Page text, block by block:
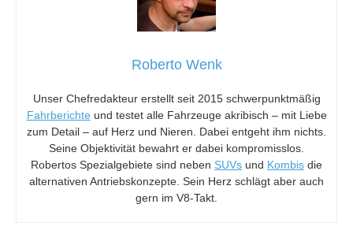
Roberto Wenk
Unser Chefredakteur erstellt seit 2015 schwerpunktmäßig
Fahrberichte und testet alle Fahrzeuge akribisch – mit Liebe
zum Detail – auf Herz und Nieren. Dabei entgeht ihm nichts.
Seine Objektivität bewahrt er dabei kompromisslos.
Robertos Spezialgebiete sind neben SUVs und Kombis die
alternativen Antriebskonzepte. Sein Herz schlägt aber auch
gern im V8-Takt.